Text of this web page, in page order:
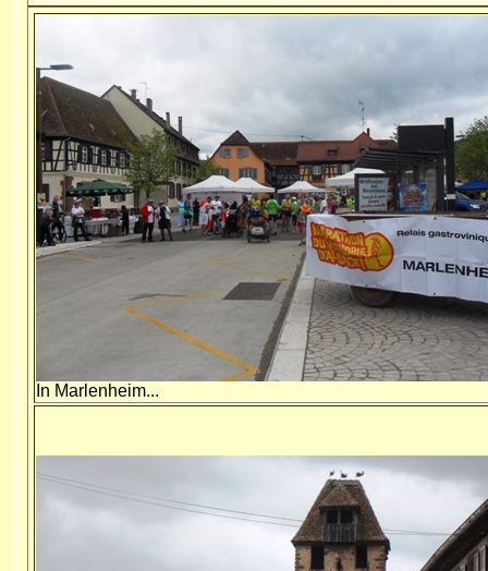
In Marlenheim...